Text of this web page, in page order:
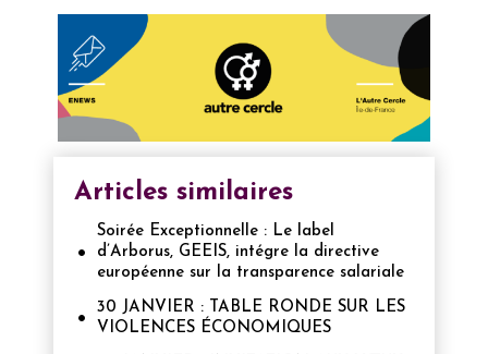
Articles similaires
Soirée Exceptionnelle : Le label
d’Arborus, GEEIS, intégre la directive
européenne sur la transparence salariale
30 JANVIER : TABLE RONDE SUR LES
VIOLENCES ÉCONOMIQUES